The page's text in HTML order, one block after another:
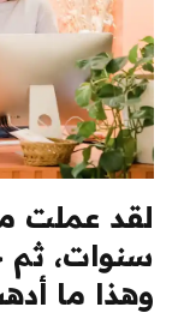
سنوات،
وهذا ما